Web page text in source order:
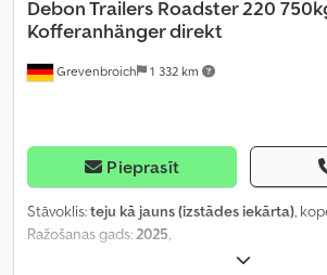
Grevenbroich 1 332 km
Debon Trailers Roadster 220
Kofferanhänger direkt
Pieprasīt
Stāvoklis:teju kā jauns (izstādes iekārta),
Ražošanas gads:2025,